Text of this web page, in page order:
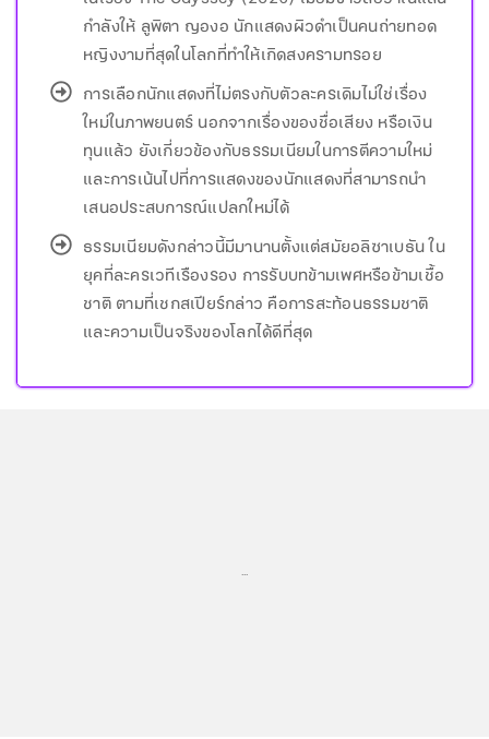
กำลังให้ ลูพิตา ญองอ นักแสดงผิวดำเป็นคนถ่ายทอด
หญิงงามที่สุดในโลกที่ทำให้เกิดสงครามทรอย
การเลือกนักแสดงที่ไม่ตรงกับตัวละครเดิมไม่ใช่เรื่อง
ใหม่ในภาพยนตร์ นอกจากเรื่องของชื่อเสียง หรือเงิน
ทุนแล้ว ยังเกี่ยวข้องกับธรรมเนียมในการตีความใหม่
และการเน้นไปที่การแสดงของนักแสดงที่สามารถนำ
เสนอประสบการณ์แปลกใหม่ได้
ธรรมเนียมดังกล่าวนี้มีมานานตั้งแต่สมัยอลิซาเบธัน ใน
ยุคที่ละครเวทีเรืองรอง การรับบทข้ามเพศหรือข้ามเชื้อ
ชาติ ตามที่เชกสเปียร์กล่าว คือการสะท้อนธรรมชาติ
และความเป็นจริงของโลกได้ดีที่สุด
...